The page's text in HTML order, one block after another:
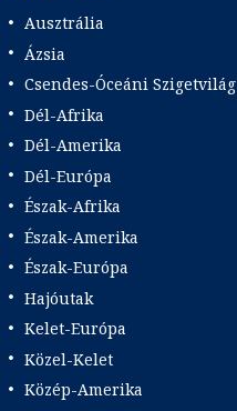
Ausztrália
Ázsia
Csendes-Óceáni Szigetvilág
Dél-Afrika
Dél-Amerika
Dél-Európa
Észak-Afrika
Észak-Amerika
Észak-Európa
Hajóutak
Kelet-Európa
Közel-Kelet
Közép-Amerika